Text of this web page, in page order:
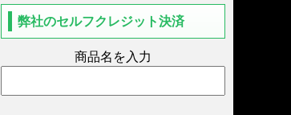
弊社のセルフクレジット決済
商品名を入力